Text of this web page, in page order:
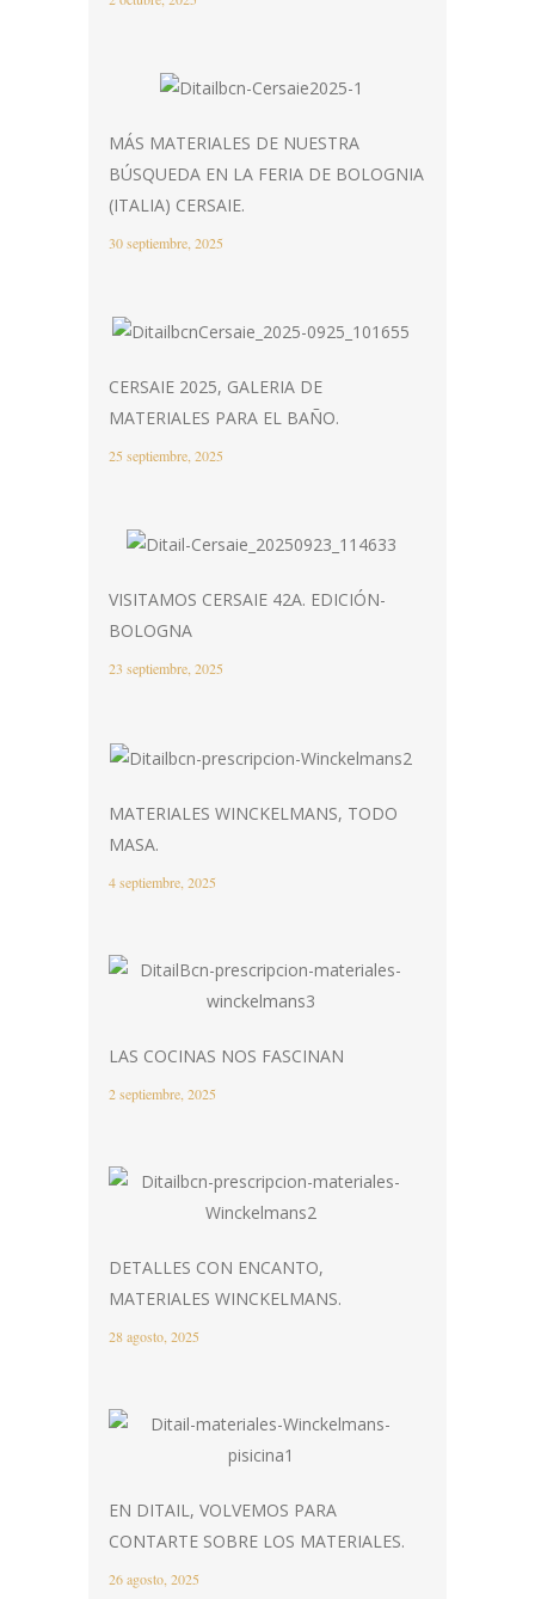
MÁS MATERIALES DE NUESTRA
BÚSQUEDA EN LA FERIA DE BOLOGNIA
(ITALIA) CERSAIE.
30 septiembre, 2025
CERSAIE 2025, GALERIA DE
MATERIALES PARA EL BAÑO.
25 septiembre, 2025
VISITAMOS CERSAIE 42A. EDICIÓN-
BOLOGNA
23 septiembre, 2025
MATERIALES WINCKELMANS, TODO
MASA.
4 septiembre, 2025
LAS COCINAS NOS FASCINAN
2 septiembre, 2025
DETALLES CON ENCANTO,
MATERIALES WINCKELMANS.
28 agosto, 2025
EN DITAIL, VOLVEMOS PARA
CONTARTE SOBRE LOS MATERIALES.
26 agosto, 2025